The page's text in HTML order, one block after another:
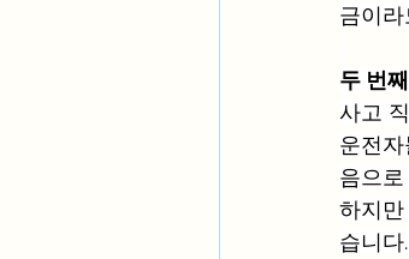
금이
두 번
사고
운전
음으
하지
습니